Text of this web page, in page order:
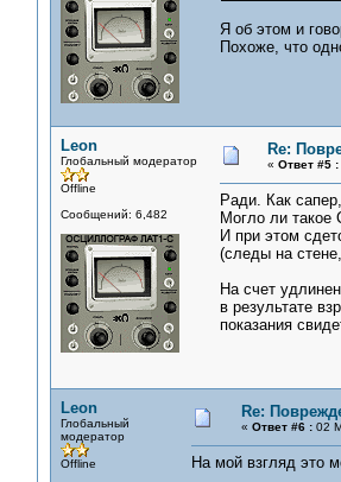
Я об этом и
Похоже, что
Leon
Глобальный модератор
Offline
Сообщений: 6,482
Re:
« Ответ #5 :
Ради. Как
Могло ли такое
И при этом
(следы на
На счет
в результате
показания
Leon
Глобальный
модератор
Offline
Re:
« Ответ #6 : 02
На мой взгляд это